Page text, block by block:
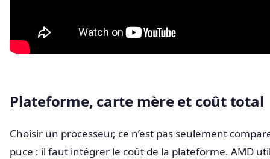
Plateforme, carte mère et coût total
Choisir un processeur, ce n’est pas seulement
puce : il faut intégrer le coût de la plateforme. AMD